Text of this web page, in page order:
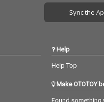
Sync the
Help
Help Top
Make OTOTOY
Found something